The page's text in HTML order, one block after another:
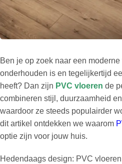
Ben je op zoek naar een
onderhouden is en tegelijkertijd
heeft? Dan zijn PVC vloeren de
combineren stijl, duurzaamheid
waardoor ze steeds populairder
dit artikel ontdekken we waarom
optie zijn voor jouw huis.
Hedendaags design: PVC